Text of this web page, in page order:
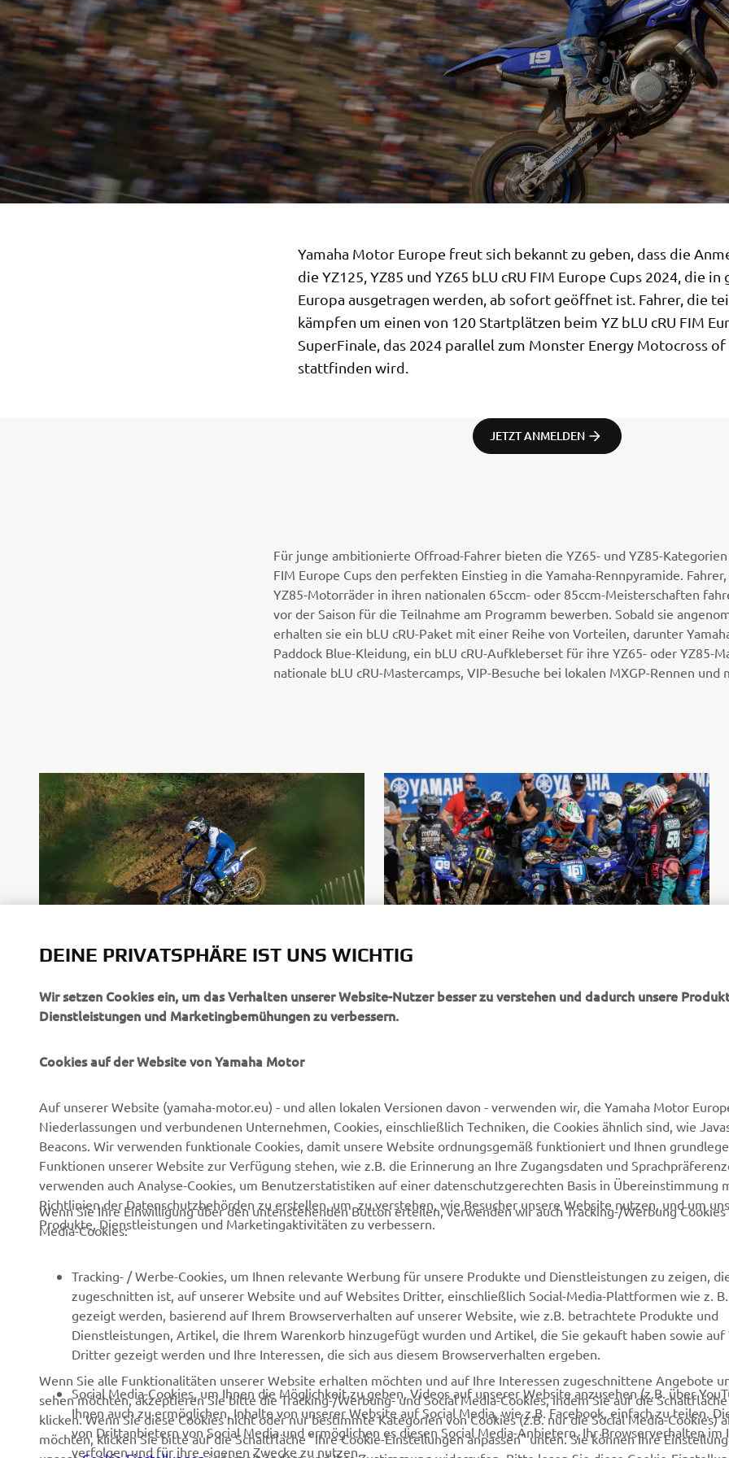
Yamaha Motor Europe freut sich bekannt zu geben, dass die
die YZ125, YZ85 und YZ65 bLU cRU FIM Europe Cups 2024, die in
Europa ausgetragen werden, ab sofort geöffnet ist. Fahrer, die
kämpfen um einen von 120 Startplätzen beim YZ bLU cRU FIM
SuperFinale, das 2024 parallel zum Monster Energy Motocross
stattfinden wird.
JETZT ANMELDEN
Für junge ambitionierte Offroad-Fahrer bieten die YZ65- und YZ85-Kategorien
FIM Europe Cups den perfekten Einstieg in die Yamaha-Rennpyramide.
YZ85-Motorräder in ihren nationalen 65ccm- oder 85ccm-Meisterschaften
vor der Saison für die Teilnahme am Programm bewerben. Sobald sie
erhalten sie ein bLU cRU-Paket mit einer Reihe von Vorteilen, darunter
Paddock Blue-Kleidung, ein bLU cRU-Aufkleberset für ihre YZ65- oder YZ85-
nationale bLU cRU-Mastercamps, VIP-Besuche bei lokalen MXGP-Rennen und
UNTERNEHMEN
Über uns
Newsmeldungen
Presse
Karriere
Menschenrechtsrichtlinie
Grundlegende
Nachhaltigkeitsrichtlinie
B2B
NEO's Delivery
eBike Antriebe
Golfplätze
Ersthelfer
Robotics
Technische Informationen
für Unabhängige
Handelsbetriebe
MEHR VON YAMAHA
Newsletter
MyYamaha
Yamaha Racing
Yamaha Motor Global
Media Portal
Händler werden
SUPPORT
Kontakt aufnehmen
Webshop Support
Wartungstermin anfragen
Yamaha Partner finden
Entsorgung von
Altbatterien
DEINE PRIVATSPHÄRE IST UNS WICHTIG
Wir setzen Cookies ein, um das Verhalten unserer Website-Nutzer besser zu verstehen und dadurch unsere
Dienstleistungen und Marketingbemühungen zu verbessern.
Cookies auf der Website von Yamaha Motor
Auf unserer Website (yamaha-motor.eu) - und allen lokalen Versionen davon - verwenden wir, die Yamaha Motor
Niederlassungen und verbundenen Unternehmen, Cookies, einschließlich Techniken, die Cookies ähnlich sind, wie
Beacons. Wir verwenden funktionale Cookies, damit unsere Website ordnungsgemäß funktioniert und Ihnen
Funktionen unserer Website zur Verfügung stehen, wie z.B. die Erinnerung an Ihre Zugangsdaten und
verwenden auch Analyse-Cookies, um Benutzerstatistiken auf einer datenschutzgerechten Basis in Übereinstimmung
Richtlinien der Datenschutzbehörden zu erstellen, um zu verstehen, wie Besucher unsere Website nutzen, und um
Produkte, Dienstleistungen und Marketingaktivitäten zu verbessern.
Wenn Sie Ihre Einwilligung über den untenstehenden Button erteilen, verwenden wir auch Tracking-/Werbung Cookies
Media-Cookies:
Tracking- / Werbe-Cookies, um Ihnen relevante Werbung für unsere Produkte und Dienstleistungen zu zeigen,
zugeschnitten ist, auf unserer Website und auf Websites Dritter, einschließlich Social-Media-Plattformen wie z. B.
gezeigt werden, basierend auf Ihrem Browserverhalten auf unserer Website, wie z.B. betrachtete Produkte und
Dienstleistungen, Artikel, die Ihrem Warenkorb hinzugefügt wurden und Artikel, die Sie gekauft haben sowie auf
Dritter gezeigt werden und Ihre Interessen, die sich aus diesem Browserverhalten ergeben.
Social Media-Cookies, um Ihnen die Möglichkeit zu geben, Videos auf unserer Website anzusehen (z.B. über
Ihnen auch zu ermöglichen, Inhalte von unserer Website auf Social Media, wie z.B. Facebook, einfach zu teilen.
von Drittanbietern von Social Media und ermöglichen es diesen Social Media-Anbietern, Ihr Browserverhalten im
verfolgen und für ihre eigenen Zwecke zu nutzen.
Wenn Sie alle Funktionalitäten unserer Website erhalten möchten und auf Ihre Interessen zugeschnittene Angebote
sehen möchten, akzeptieren Sie bitte die Tracking-/Werbung- und Social Media-Cookies, indem Sie auf die
klicken. Wenn Sie diese Cookies nicht oder nur bestimmte Kategorien von Cookies (z.B. nur die Social Media-Cookies)
möchten, klicken Sie bitte auf die Schaltfläche "Ihre Cookie-Einstellungen anpassen" unten. Sie können Ihre